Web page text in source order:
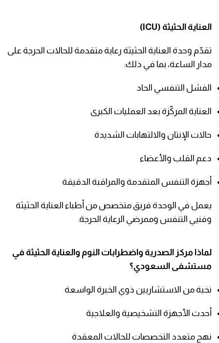
العناية الحثيثة (ICU)
تقدّم وحدة العناية الحثيثة رعاية متقدمة للحالات الحرجة على
مدار الساعة، بما في ذلك:
الفشل التنفسي الحاد
العناية المركّزة بعد العمليات الكبرى
حالات الإنتان والالتهابات الشديدة
دعم القلب والأعضاء
أجهزة التنفس المتقدمة والمراقبة الدقيقة
يعمل في الوحدة فريق متخصص من أطباء العناية الحثيثة
وفنيي التنفس وممرضي الرعاية الحرجة.
لماذا مركز الصدرية واضطرابات النوم والعناية الحثيثة في
مستشفى السعودي؟
نخبة من الاستشاريين ذوي الخبرة الواسعة
أحدث الأجهزة التشخيصية والعلاجية
نهج متعدد التخصصات للحالات المعقدة